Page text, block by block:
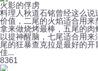
火影的俘虏
料理人秋道石铭曾经这么说
价值，二尾的火焰适合用
拿来做烧烤最棒，五尾的
以提神醒脑，七尾适合用
尾的狂暴查克拉是最好的
佳...
8361